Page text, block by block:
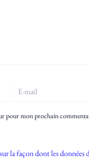
mail
pour mon prochain
la façon dont les données